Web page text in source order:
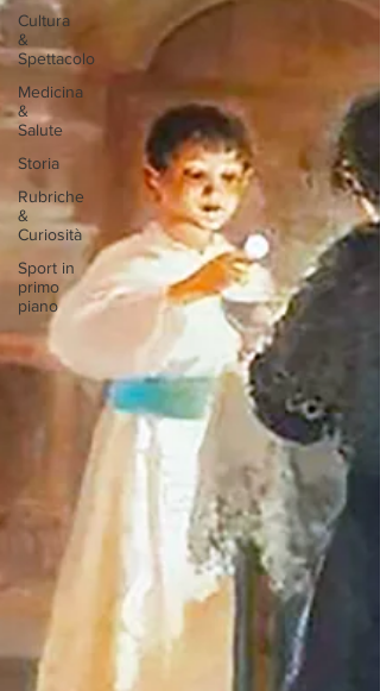
Cultura
&
Spettacolo
Medicina
&
Salute
Storia
Rubriche
&
Curiosità
Sport in
primo
piano